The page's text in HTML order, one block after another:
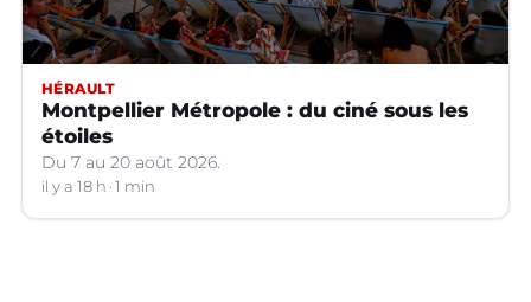
HÉRAULT
Montpellier Métropole : du ciné sous les
étoiles
Du 7 au 20 août 2026.
il y a 18 h 1 min